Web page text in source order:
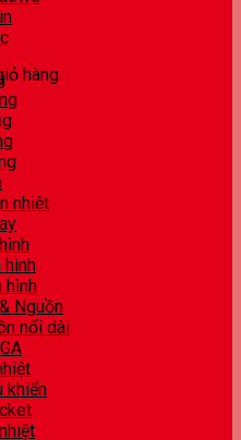
hàng.
nhiệt
hình
hình
Nguồn
nối dài
khiển